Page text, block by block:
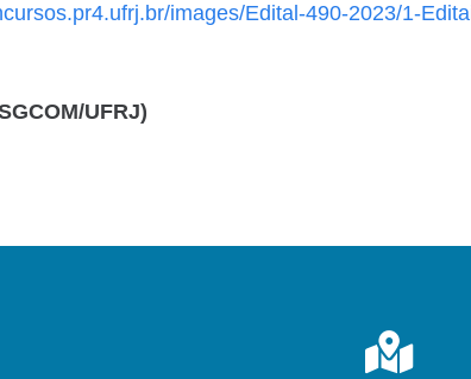
images/Edital-490-2023/1-
UFRJ)